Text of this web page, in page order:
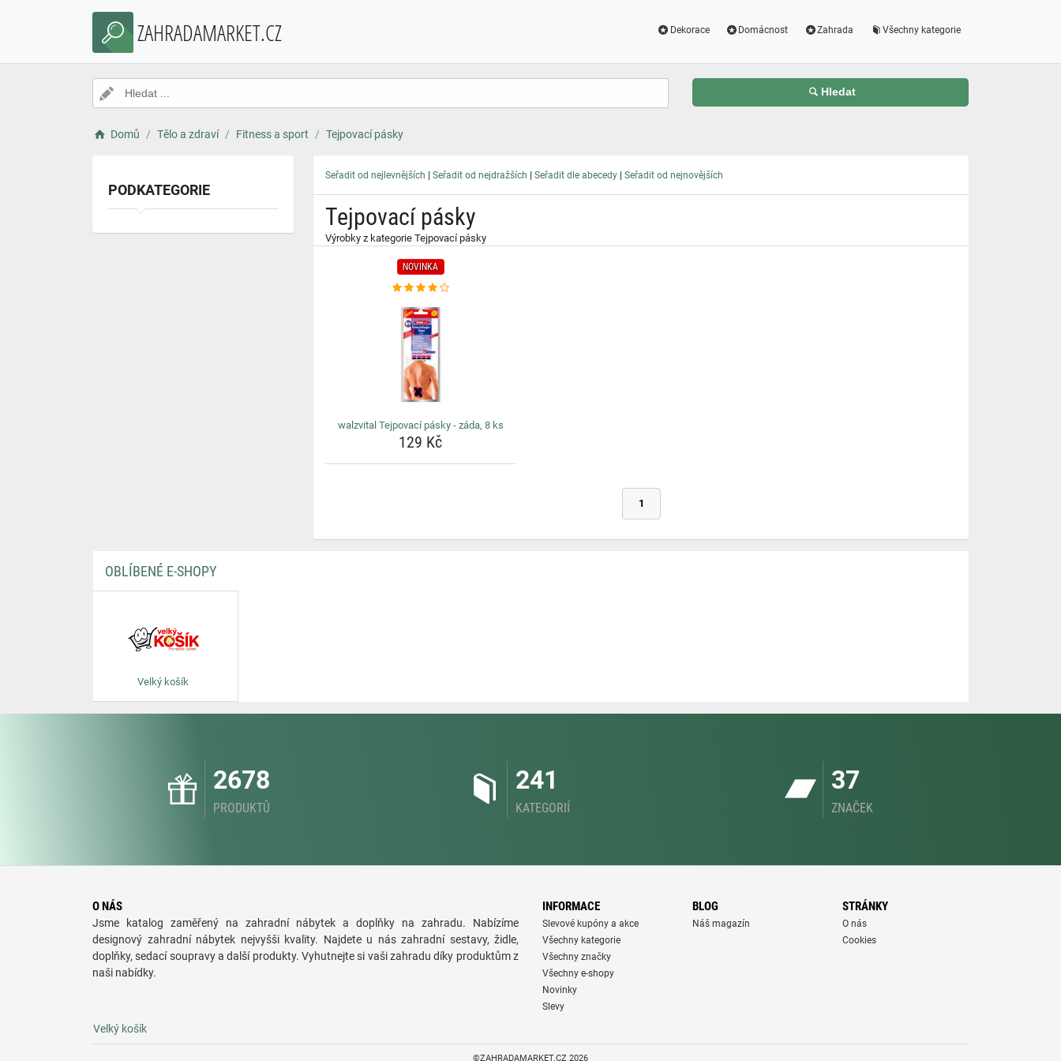
ZAHRADAMARKET.CZ Dekorace Domácnost Zahrada Všechny kategorie
Hledat
Domů Tělo a zdraví Fitness a sport Tejpovací pásky
PODKATEGORIE
Seřadit od nejlevnějších | Seřadit od nejdražších | Seřadit dle abecedy | Seřadit od nejnovějších
Tejpovací pásky
Výrobky z kategorie Tejpovací pásky
NOVINKA
walzvital Tejpovací pásky - záda, 8 ks
129 Kč
1
OBLÍBENÉ E-SHOPY
Velký košík
2678
PRODUKTŮ
241
KATEGORIÍ
37
ZNAČEK
O NÁS
Jsme katalog zaměřený na zahradní nábytek a doplňky na zahradu. Nabízíme
designový zahradní nábytek nejvyšši kvality. Najdete u nás zahradní sestavy, židle,
doplňky, sedací soupravy a další produkty. Vyhutnejte si vaši zahradu díky produktům z
naši nabídky.
INFORMACE
Slevové kupóny a akce
Všechny kategorie
Všechny značky
Všechny e-shopy
Novinky
Slevy
BLOG
Náš magazín
STRÁNKY
O nás
Cookies
Velký košík
©ZAHRADAMARKET.CZ 2026